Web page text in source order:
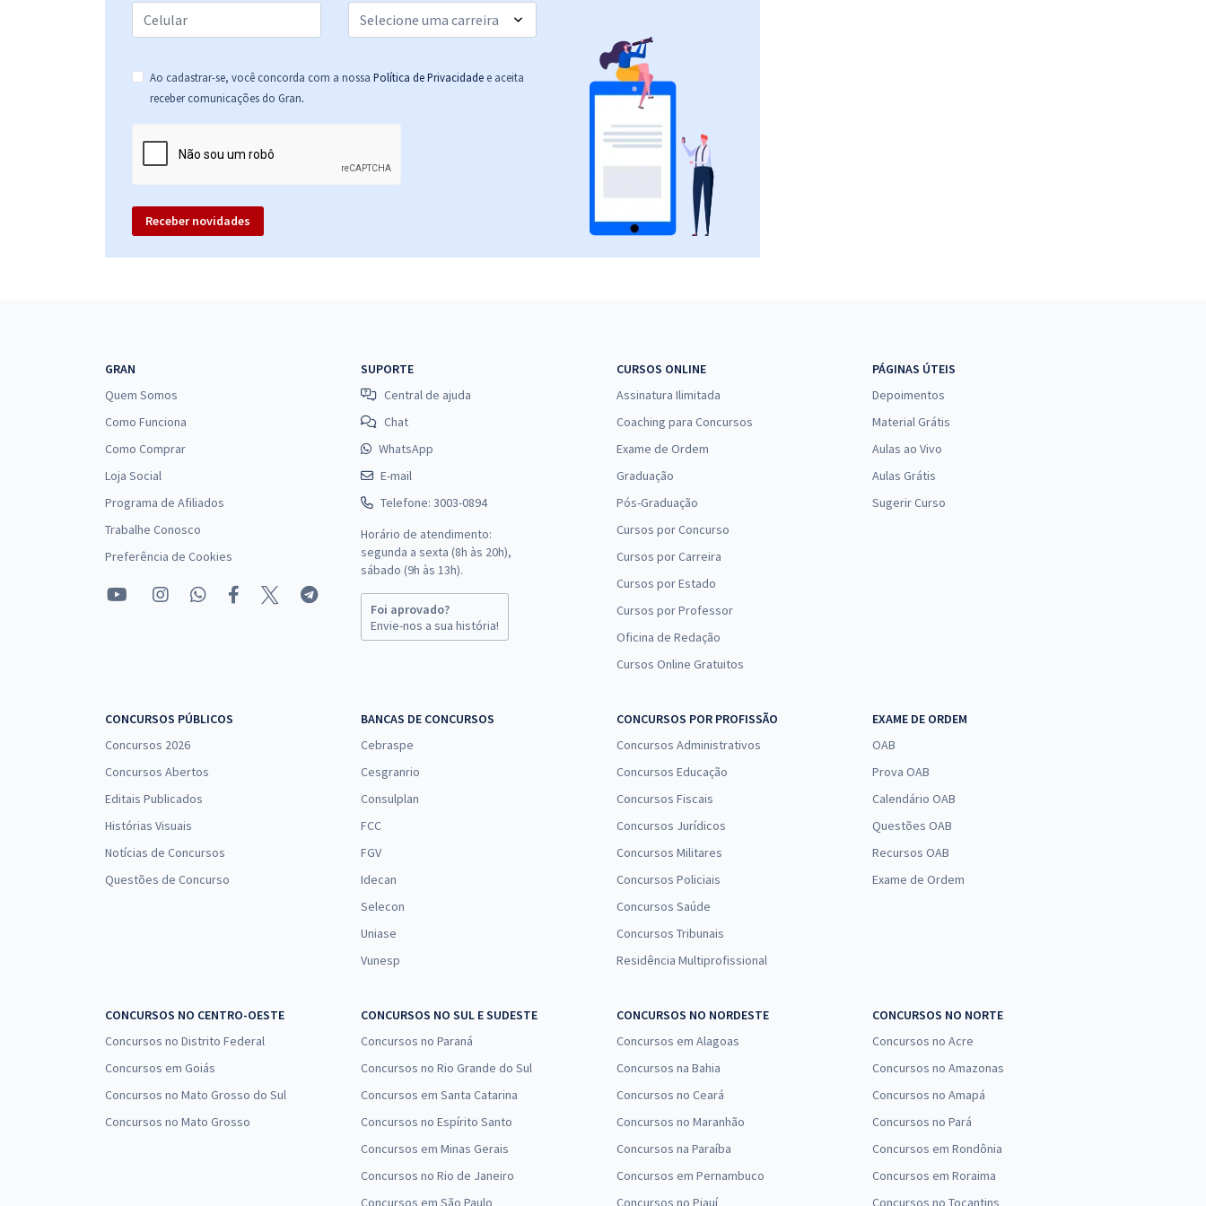
R$ 386,24à vista
32,19
(-20%)
Prefeitura de Umbuzeiro - PB - Professor do Ensino
Fundamental Anos Iniciais
Comprar
ou 12x deR$33,33
Educacional
Comprar
Educacional
(-20%)
Prefeitura de Umbuzeiro - PB - Professor de
Educação Infantil (PNE)
R$ 386,24à vista
ou 12x de
32,19 Comprar
(-20%)
Ao cadastrar-se, você concorda com a nossa Política de Privacidade e aceita
receber comunicações do Gran.
Receber novidades
GRAN
Quem Somos
Como Funciona
Como Comprar
Loja Social
Programa de Afiliados
Trabalhe Conosco
Preferência de Cookies
SUPORTE
Central de ajuda
Chat
WhatsApp
E-mail
Telefone: 3003-0894
Horário de atendimento:
segunda a sexta (8h às 20h),
sábado (9h às 13h).
Foi aprovado?
Envie-nos a sua história!
CURSOS ONLINE
Assinatura Ilimitada
Coaching para Concursos
Exame de Ordem
Graduação
Pós-Graduação
Cursos por Concurso
Cursos por Carreira
Cursos por Estado
Cursos por Professor
Oficina de Redação
Cursos Online Gratuitos
PÁGINAS ÚTEIS
Depoimentos
Material Grátis
Aulas ao Vivo
Aulas Grátis
Sugerir Curso
CONCURSOS PÚBLICOS
Concursos 2026
Concursos Abertos
Editais Publicados
Histórias Visuais
Notícias de Concursos
Questões de Concurso
BANCAS DE CONCURSOS
Cebraspe
Cesgranrio
Consulplan
FCC
FGV
Idecan
Selecon
Uniase
Vunesp
CONCURSOS POR PROFISSÃO
Concursos Administrativos
Concursos Educação
Concursos Fiscais
Concursos Jurídicos
Concursos Militares
Concursos Policiais
Concursos Saúde
Concursos Tribunais
Residência Multiprofissional
EXAME DE ORDEM
OAB
Prova OAB
Calendário OAB
Questões OAB
Recursos OAB
Exame de Ordem
CONCURSOS NO CENTRO-OESTE
Concursos no Distrito Federal
Concursos em Goiás
Concursos no Mato Grosso do Sul
Concursos no Mato Grosso
CONCURSOS NO SUL E SUDESTE
Concursos no Paraná
Concursos no Rio Grande do Sul
Concursos em Santa Catarina
Concursos no Espírito Santo
Concursos em Minas Gerais
Concursos no Rio de Janeiro
Concursos em São Paulo
CONCURSOS NO NORDESTE
Concursos em Alagoas
Concursos na Bahia
Concursos no Ceará
Concursos no Maranhão
Concursos na Paraíba
Concursos em Pernambuco
Concursos no Piauí
CONCURSOS NO NORTE
Concursos no Acre
Concursos no Amazonas
Concursos no Amapá
Concursos no Pará
Concursos em Rondônia
Concursos em Roraima
Concursos no Tocantins